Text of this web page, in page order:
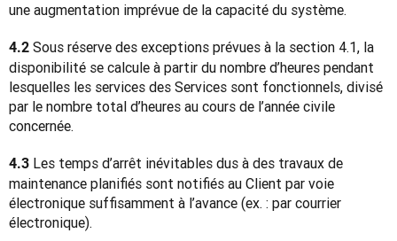
une augmentation imprévue de la capacité du système.
4.2 Sous réserve des exceptions prévues à la section 4.1, la
disponibilité se calcule à partir du nombre d’heures pendant
lesquelles les services des Services sont fonctionnels, divisé
par le nombre total d’heures au cours de l’année civile
concernée.
4.3 Les temps d’arrêt inévitables dus à des travaux de
maintenance planifiés sont notifiés au Client par voie
électronique suffisamment à l’avance (ex. : par courrier
électronique).